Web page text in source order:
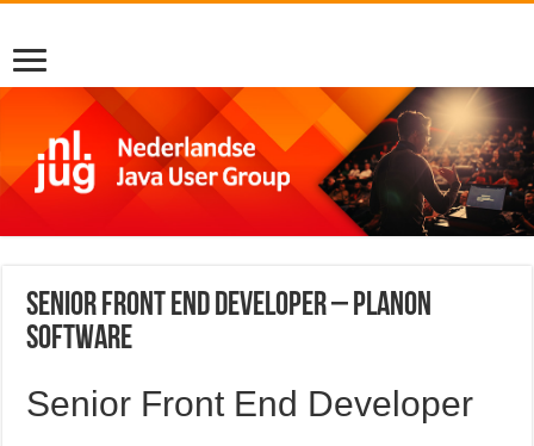
Senior Front End Developer – Planon
Software
Senior Front End Developer